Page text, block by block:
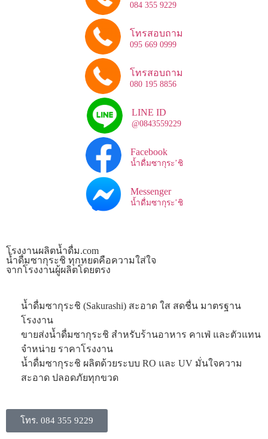
084 355 9229
โทรสอบถาม
095 669 0999
โทรสอบถาม
080 195 8856
LINE ID
@0843559229
Facebook
น้ำดื่มซากุระ’ชิ
Messenger
น้ำดื่มซากุระ’ชิ
โรงงานผลิตน้ำดื่ม.com
น้ำดื่มซากุระชิ ทุกหยดคือความใส่ใจ
จากโรงงานผู้ผลิตโดยตรง
น้ำดื่มซากุระชิ (Sakurashi) สะอาด ใส สดชื่น มาตรฐาน
โรงงาน
ขายส่งน้ำดื่มซากุระชิ สำหรับร้านอาหาร คาเฟ่ และตัวแทน
จำหน่าย ราคาโรงงาน
น้ำดื่มซากุระชิ ผลิตด้วยระบบ RO และ UV มั่นใจความ
สะอาด ปลอดภัยทุกขวด
โทร. 084 355 9229